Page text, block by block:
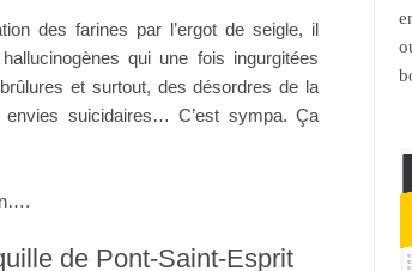
des farines par l’ergot de seigle, il
qui une fois ingurgitées
et surtout, des désordres de la
suicidaires… C’est sympa. Ça
de Pont-Saint-Esprit